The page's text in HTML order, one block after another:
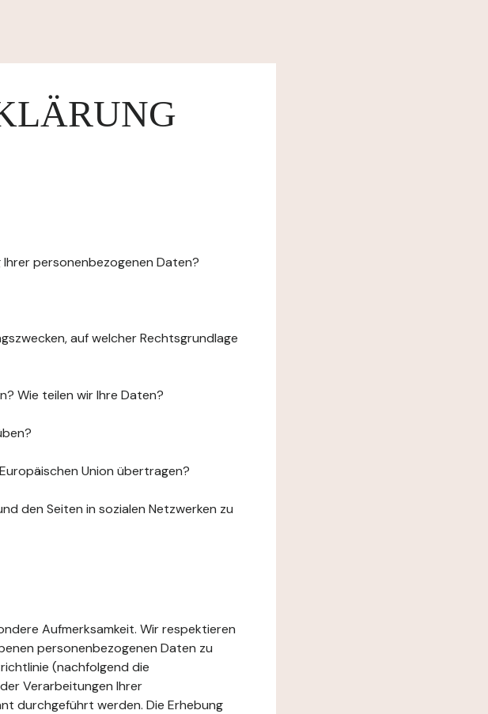
personenbezogenen Daten?
auf welcher Rechtsgrundlage
Wie teilen wir Ihre Daten?
Union übertragen?
den Seiten in sozialen Netzwerken zu
Aufmerksamkeit. Wir respektieren
personenbezogenen Daten zu
(nachfolgend die
Verarbeitungen Ihrer
durchgeführt werden. Die Erhebung